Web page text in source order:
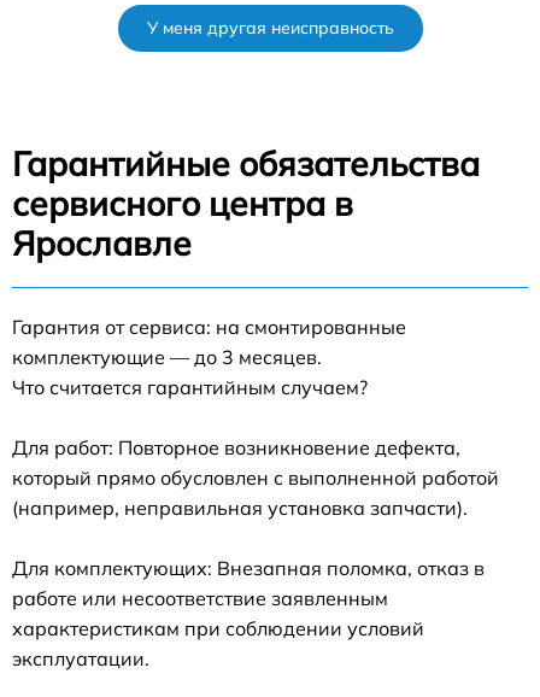
У меня другая неисправность
Гарантийные обязательства
сервисного центра в
Ярославле
Гарантия от сервиса: на смонтированные
комплектующие — до 3 месяцев.
Что считается гарантийным случаем?
Для работ: Повторное возникновение дефекта,
который прямо обусловлен с выполненной работой
(например, неправильная установка запчасти).
Для комплектующих: Внезапная поломка, отказ в
работе или несоответствие заявленным
характеристикам при соблюдении условий
эксплуатации.